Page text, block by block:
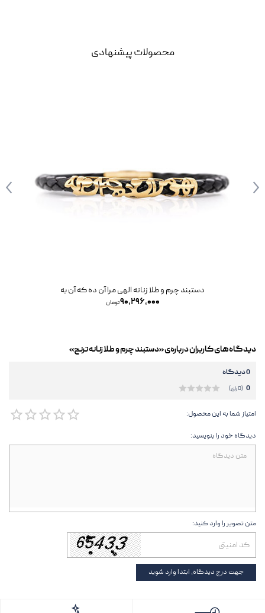
محصولات پیشنهادی
دستبند چرم و طلا زنانه الهی مرا آن ده که آن به
۹۰,۲۹۶,۰۰۰تومان
دیدگاه‌های کاربران درباره‌ی «دستبند چرم و طلا زنانه ترنج»
0 دیدگاه
0 (0 رای)
امتیاز شما به این محصول:
دیدگاه خود را بنویسید:
متن تصویر را وارد کنید:
جهت درج دیدگاه، ابتدا وارد شوید